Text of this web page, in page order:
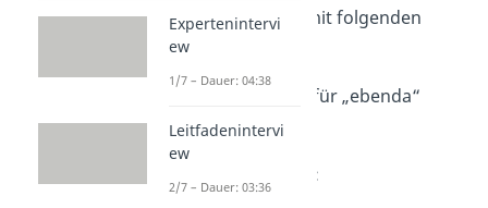
gibst du die Quelle mit folgenden
Informationen an:
für „ebenda“
Seitenbereich
Fußnoten – Beispiel:
Expertenintervi
ew
1/7 – Dauer: 04:38
Leitfadenintervi
ew
2/7 – Dauer: 03:36